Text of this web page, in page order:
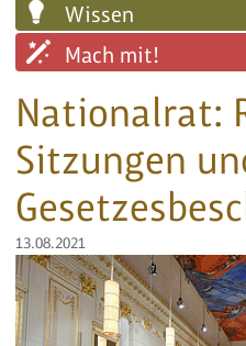
Wissen
Mach mit!
Nationalrat:
Sitzungen
13.08.2021